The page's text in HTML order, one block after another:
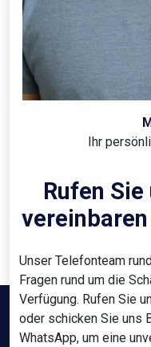
Ihr
Rufen
Unser Telefonteam
Fragen rund um die
Verfügung. Rufen Sie
oder schicken Sie uns
WhatsApp, um eine